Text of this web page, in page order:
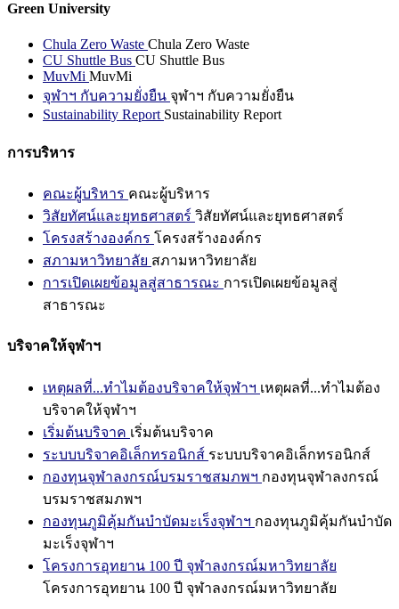
Green University
Chula Zero Waste Chula Zero Waste
CU Shuttle Bus CU Shuttle Bus
MuvMi MuvMi
จุฬาฯ กับความยั่งยืน จุฬาฯ กับความยั่งยืน
Sustainability Report Sustainability Report
การบริหาร
คณะผู้บริหาร คณะผู้บริหาร
วิสัยทัศน์และยุทธศาสตร์ วิสัยทัศน์และยุทธศาสตร์
โครงสร้างองค์กร โครงสร้างองค์กร
สภามหาวิทยาลัย สภามหาวิทยาลัย
การเปิดเผยข้อมูลสู่สาธารณะ การเปิดเผยข้อมูลสู่
สาธารณะ
บริจาคให้จุฬาฯ
เหตุผลที่...ทำไมต้องบริจาคให้จุฬาฯ เหตุผลที่...ทำไมต้อง
บริจาคให้จุฬาฯ
เริ่มต้นบริจาค เริ่มต้นบริจาค
ระบบบริจาคอิเล็กทรอนิกส์ ระบบบริจาคอิเล็กทรอนิกส์
กองทุนจุฬาลงกรณ์บรมราชสมภพฯ กองทุนจุฬาลงกรณ์
บรมราชสมภพฯ
กองทุนภูมิคุ้มกันบำบัดมะเร็งจุฬาฯ กองทุนภูมิคุ้มกันบำบัด
มะเร็งจุฬาฯ
โครงการอุทยาน 100 ปี จุฬาลงกรณ์มหาวิทยาลัย
โครงการอุทยาน 100 ปี จุฬาลงกรณ์มหาวิทยาลัย